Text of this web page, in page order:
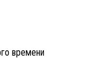
времени